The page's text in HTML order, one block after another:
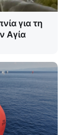
για τη
Αγία